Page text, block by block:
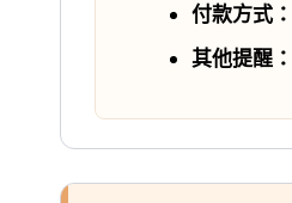
付款方式：
其他提醒：